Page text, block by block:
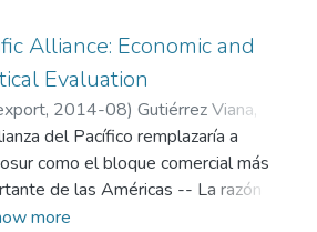
de Administración
Gonzalez-Perez
en Colombia
Alliance: Economic and
Evaluation
, 2014-08) Gutiérrez Viana,
;Rodríguez-Ríos, Juan David
Gómez, Laura;González-Pérez,
Alejandra;Universidad EAFIT.
de Administración
del Pacífico remplazaría a
como el bloque comercial más
de las Américas -- La razón
está en que parte de una base
more